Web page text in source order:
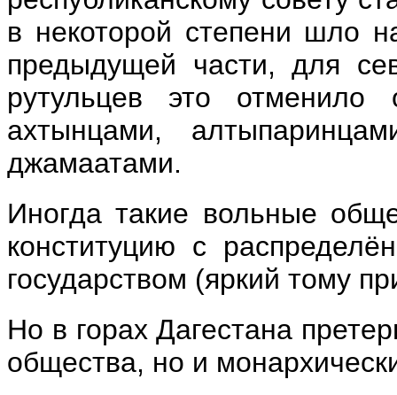
в некоторой степени шло
предыдущей части, для
рутульцев это
ахтынцами,
джамаатами.
Иногда такие вольные
конституцию с
государством (яркий тому
Но в горах Дагестана
общества, но и